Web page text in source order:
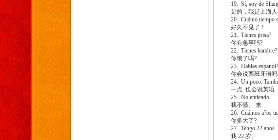
19. Sí, soy de
是的，我是上海人
20. Cuánto tiempo
好久不见了！
21. Tienes prisa?
你有急事吗?
22. Tienes hambre?
你饿了吗?
23. Hablas espanol?
你会说西班牙语吗
24. Un poco.
一点. 也会说英语
25. No entiendo.
我不懂。 来
26. Cuántos a?os
你多大了?
27. Tengo 22 anos.
我 22 岁。